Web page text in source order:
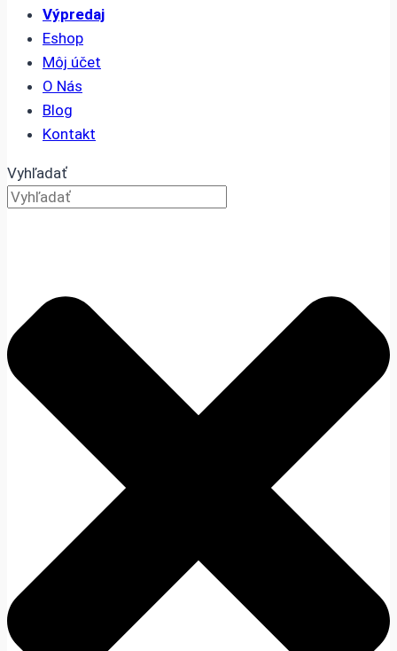
Výpredaj
Eshop
Môj účet
O Nás
Blog
Kontakt
Vyhľadať